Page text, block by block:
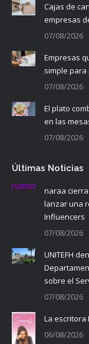
Cajas de
empresas
07/08/2026
Empresas
simple
07/08/2026
El plato
en las
07/08/2026
Últimas Noticias
naraa
lanzar una
Influencers
07/08/2026
UNITEFH
sobre el
07/08/2026
La escritora
06/08/2026